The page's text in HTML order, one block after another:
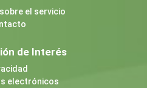
el servicio
de Interés
electrónicos